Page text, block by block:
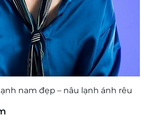
nam đẹp – nâu lạnh ánh rêu